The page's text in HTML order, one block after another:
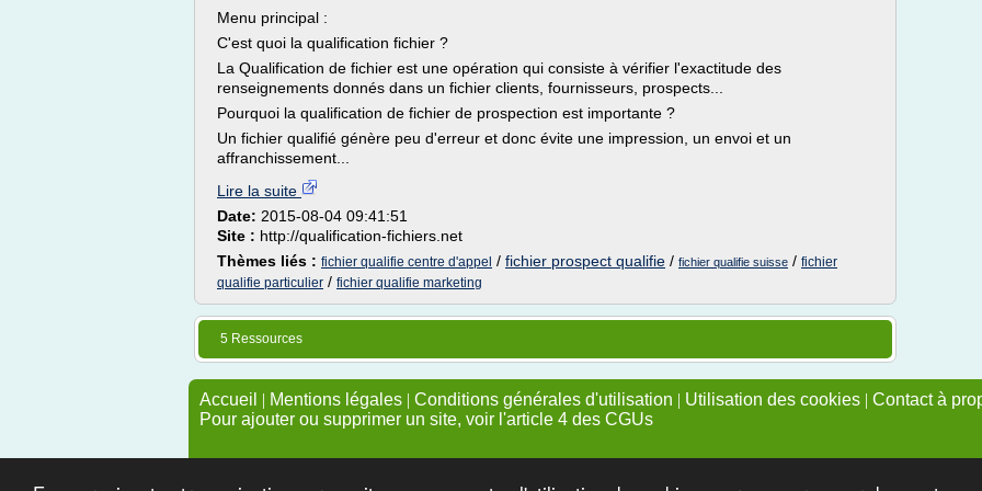
Menu principal :
C'est quoi la qualification fichier ?
La Qualification de fichier est une opération qui consiste à vérifier l'exactitude des
renseignements donnés dans un fichier clients, fournisseurs, prospects...
Pourquoi la qualification de fichier de prospection est importante ?
Un fichier qualifié génère peu d'erreur et donc évite une impression, un envoi et un
affranchissement...
Lire la suite
Date: 2015-08-04 09:41:51
Site : http://qualification-fichiers.net
Thèmes liés : fichier qualifie centre d'appel / fichier prospect qualifie / fichier qualifie suisse / fichier
qualifie particulier / fichier qualifie marketing
5 Ressources
Accueil | Mentions légales | Conditions générales d'utilisation | Utilisation des cookies | Contact à
Pour ajouter ou supprimer un site, voir l'article 4 des CGUs